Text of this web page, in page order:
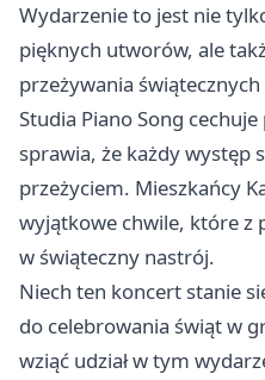
Wydarzenie to jest nie
pięknych utworów, ale
przeżywania
Studia Piano Song
sprawia, że każdy występ
przeżyciem. Mieszkańcy
wyjątkowe chwile, które z
w świąteczny nastrój.
Niech ten koncert stanie
do celebrowania świąt w
wziąć udział w tym